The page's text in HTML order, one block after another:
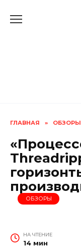
ГЛАВНАЯ » ОБЗОРЫ
ОБЗОРЫ
НА ЧТЕНИЕ
14 мин